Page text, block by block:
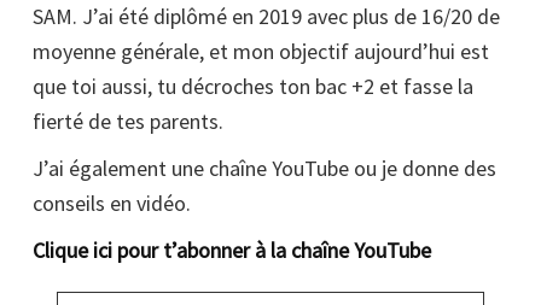
SAM. J’ai été diplômé en 2019 avec plus de 16/20 de
moyenne générale, et mon objectif aujourd’hui est
que toi aussi, tu décroches ton bac +2 et fasse la
fierté de tes parents.
J’ai également une chaîne YouTube ou je donne des
conseils en vidéo.
Clique ici pour t’abonner à la chaîne YouTube